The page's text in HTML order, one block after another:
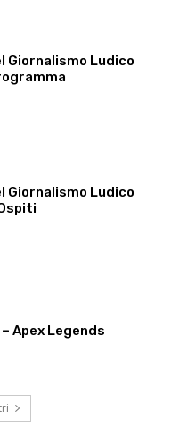
Giornalismo Ludico
Giornalismo Ludico
Apex Legends